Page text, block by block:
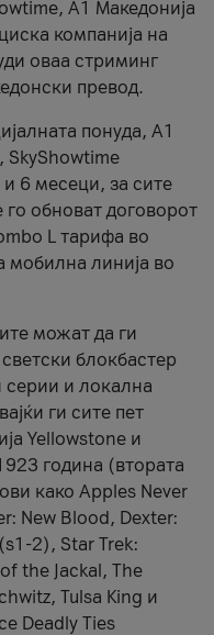
А1 Македонија
компанија на
оваа стриминг
превод.
понуда, А1
SkyShowtime
6 месеци, за сите
обноват договорот
L тарифа во
мобилна линија во
можат да ги
блокбастер
и локална
ги сите пет
Yellowstone и
година (втората
како Apples Never
New Blood, Dexter:
2), Star Trek:
the Jackal, The
Tulsa King и
Deadly Ties